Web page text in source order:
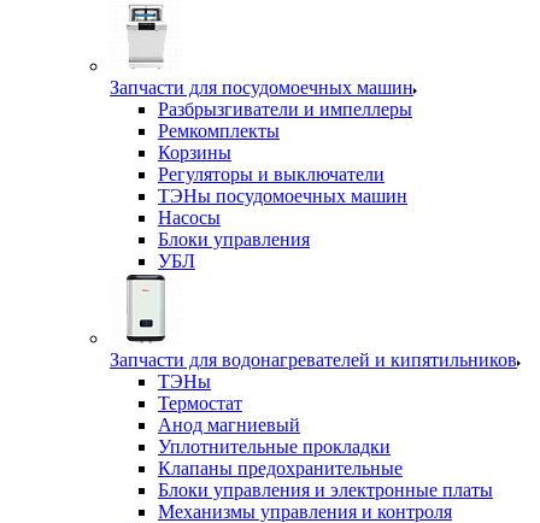
Запчасти для посудомоечных машин
Разбрызгиватели и импеллеры
Ремкомплекты
Корзины
Регуляторы и выключатели
ТЭНы посудомоечных машин
Насосы
Блоки управления
УБЛ
Запчасти для водонагревателей и кипятильников
ТЭНы
Термостат
Анод магниевый
Уплотнительные прокладки
Клапаны предохранительные
Блоки управления и электронные платы
Механизмы управления и контроля